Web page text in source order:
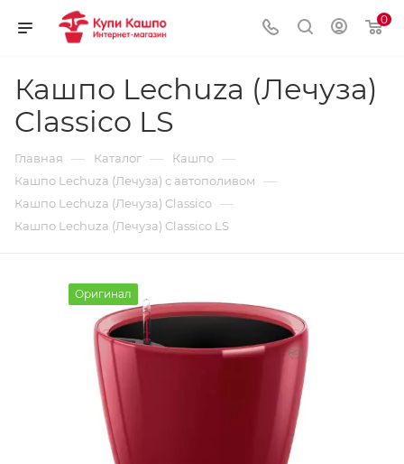
0
Кашпо Lechuza (Лечуза)
Classico LS
Главная — Каталог — Кашпо —
Кашпо Lechuza (Лечуза) с автополивом —
Кашпо Lechuza (Лечуза) Classico —
Кашпо Lechuza (Лечуза) Classico LS
Оригинал